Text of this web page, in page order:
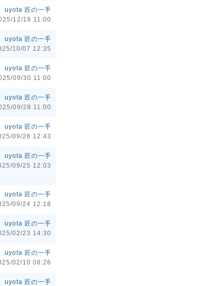
uyota 匠の一手
12/18 11:00
uyota 匠の一手
10/07 12:35
uyota 匠の一手
09/30 11:00
uyota 匠の一手
09/28 11:00
uyota 匠の一手
09/26 12:43
uyota 匠の一手
09/25 12:03
uyota 匠の一手
09/24 12:18
uyota 匠の一手
02/23 14:30
uyota 匠の一手
02/10 08:26
uyota 匠の一手